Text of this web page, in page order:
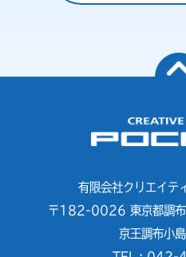
有限会社クリエイテ
〒182-0026 東京都調布
京王調布小